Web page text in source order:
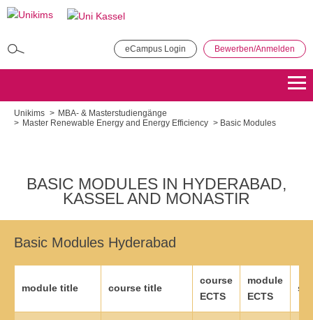
Direkt
eCampus Login Bewerben/Anmelden
Bewerben Übersicht
Master Coaching, Organisationsberatung, Supervision (COS)
Bewerben Übersicht
Master of Science - ÖPNV und Mobilität
Unikims
MBA- & Masterstudiengänge
Master Renewable Energy and Energy Efficiency
Basic Modules
BASIC MODULES IN HYDERABAD,
KASSEL AND MONASTIR
Basic Modules Hyderabad
module title course title
course
ECTS
module
ECTS